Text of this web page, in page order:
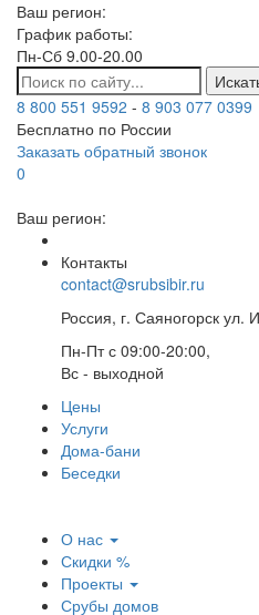
Ваш регион:
График работы:
Пн-Сб 9.00-20.00
8 800 551 9592 - 8 903 077 0399
Бесплатно по России
Заказать обратный звонок
0
Ваш регион:
Контакты
contact@srubsibir.ru
Россия, г. Саяногорск ул.
Пн-Пт с 09:00-20:00,
Вс - выходной
Цены
Услуги
Дома-бани
Беседки
О нас
Скидки %
Проекты
Срубы домов